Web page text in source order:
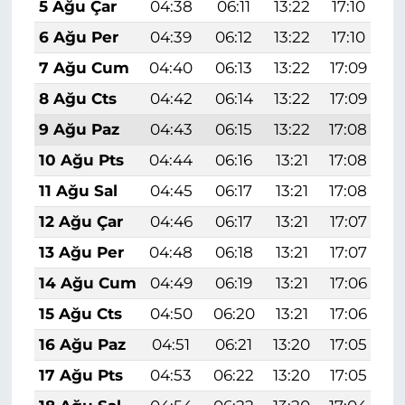
5 Ağu Çar
04:38 06:11 13:22 17:10
6 Ağu Per
04:39 06:12 13:22 17:10
7 Ağu Cum
04:40 06:13 13:22 17:09
8 Ağu Cts
04:42 06:14 13:22 17:09
9 Ağu Paz
04:43 06:15 13:22 17:08
10 Ağu Pts
04:44 06:16 13:21 17:08
11 Ağu Sal
04:45 06:17 13:21 17:08
12 Ağu Çar
04:46 06:17 13:21 17:07
13 Ağu Per
04:48 06:18 13:21 17:07
14 Ağu Cum
04:49 06:19 13:21 17:06
15 Ağu Cts
04:50 06:20 13:21 17:06
16 Ağu Paz
04:51 06:21 13:20 17:05
17 Ağu Pts
04:53 06:22 13:20 17:05